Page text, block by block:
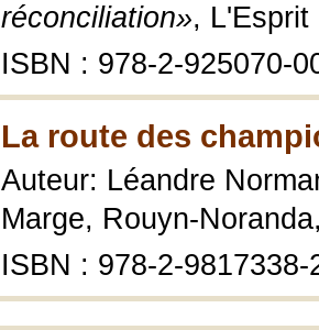
réconciliation», L'Esprit
ISBN : 978-2-925070-
La route des
Auteur: Léandre
Marge, Rouyn-
ISBN : 978-2-9817338-